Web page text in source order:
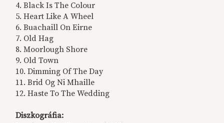
4. Black Is The Colour
5. Heart Like A Wheel
6. Buachaill On Eirne
7. Old Hag
8. Moorlough Shore
9. Old Town
10. Dimming Of The Day
11. Brid Og Ni Mhaille
12. Haste To The Wedding
Diszkográfia: